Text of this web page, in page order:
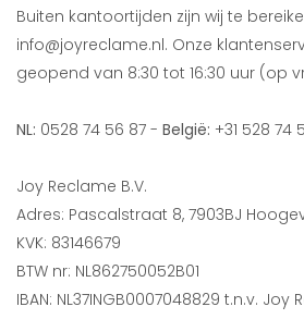
Buiten kantoortijden zijn wij te
info@joyreclame.nl. Onze
geopend van 8:30 tot 16:30 uur (op
NL: 0528 74 56 87 - België: +31 528 74
Joy Reclame B.V.
Adres: Pascalstraat 8, 7903BJ
KVK: 83146679
BTW nr: NL862750052B01
IBAN: NL37INGB0007048829 t.n.v. Joy